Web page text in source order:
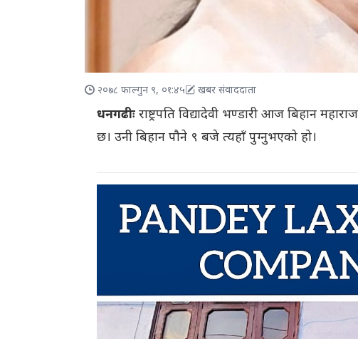
२०७८ फाल्गुन ९, ०१:४५ खबर संवाददाता
धनगढीः राष्ट्रपति विद्यादेवी भण्डारी आज बिहान
छ। उनी बिहान पौने ९ बजे त्यहाँ पुग्नुभएको हो।